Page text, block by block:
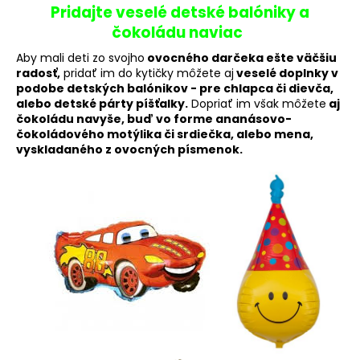
Pridajte veselé detské balóniky a
čokoládu naviac
Aby mali deti zo svojho ovocného darčeka ešte väčšiu
radosť, pridať im do kytičky môžete aj veselé doplnky v
podobe detských balónikov - pre chlapca či dievča,
alebo detské párty píšťalky. Dopriať im však môžete aj
čokoládu navyše, buď vo forme ananásovo-
čokoládového motýlika či srdiečka, alebo mena,
vyskladaného z ovocných písmenok.
p
o
r
ú
č
a
m
LUCREZIA